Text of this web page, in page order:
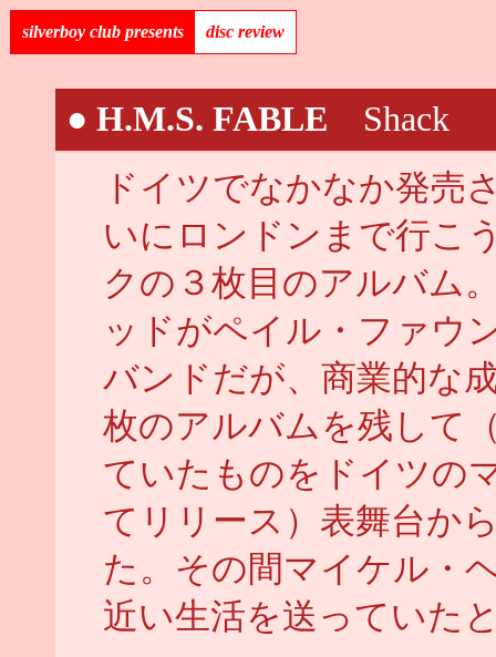
silverboy club presents disc review
● H.M.S. FABLE Shack
ドイツでなかなか発売
いにロンドンまで行こ
クの３枚目のアルバム
ッドがペイル・ファウ
バンドだが、商業的な
枚のアルバムを残して
ていたものをドイツの
てリリース）表舞台か
た。その間マイケル・
近い生活を送っていた